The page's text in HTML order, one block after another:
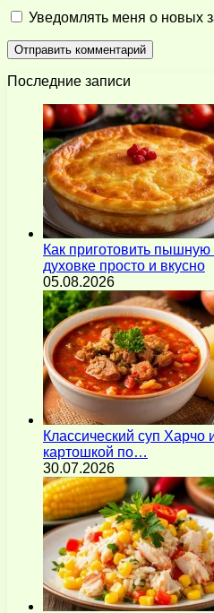
Уведомлять меня о новых
Последние записи
Как приготовить
духовке просто и вкусно
05.08.2026
Классический суп Харчо
картошкой по…
30.07.2026